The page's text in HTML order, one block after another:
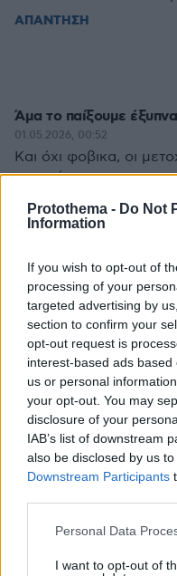
Protothema - Do Not
Information
If you wish to opt-out of
processing of your
targeted advertising by
section to confirm your
opt-out request is
interest-based ads
us or personal
your opt-out. You may
disclosure of your
IAB’s list of downstream
also be disclosed by us
Downstream Participants
Please note that this
not limited to your visit or
Personal Data
I want to opt-out of
ΑΠΑΝΤΗΣΗ
Άμα το παίξουμε έξυπνα
01.05.2026, 00:52
Και όχι φοβικα, οι
κατακόρυφα
ΑΠΑΝΤΗΣΗ
01.05.2026, 00:40
Οι Ευρωπαίοι βοηθάνε
σύμμαχος τους αλλά
βοήθεια αλλά για
σύμμαχος τους και
τους γλύτωσε από τα
μέχρι πρόσφατα
ΑΠΑΝΤΗΣΗ
ΦΟΡΤΩΣΗ
ΠΡΟΣΘΗΚΗ